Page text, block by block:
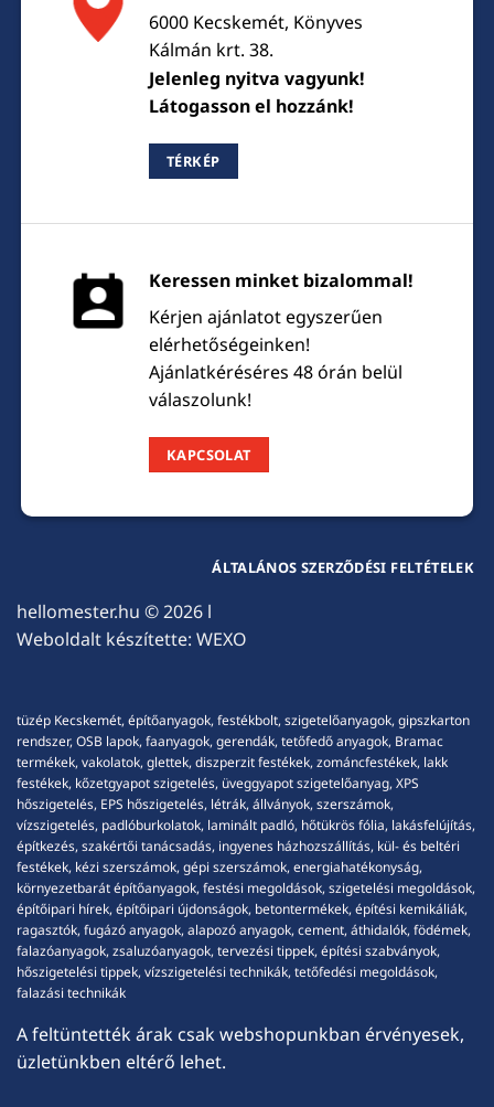
6000 Kecskemét, Könyves
Kálmán krt. 38.
Jelenleg nyitva vagyunk!
Látogasson el hozzánk!
TÉRKÉP
Keressen minket bizalommal!
Kérjen ajánlatot egyszerűen
elérhetőségeinken!
Ajánlatkéréséres 48 órán belül
válaszolunk!
KAPCSOLAT
hellomester.hu © 2026 l
Weboldalt készítette: WEXO
ÁLTALÁNOS SZERZŐDÉSI FELTÉTELEK
tüzép Kecskemét, építőanyagok, festékbolt, szigetelőanyagok, gipszkarton
rendszer, OSB lapok, faanyagok, gerendák, tetőfedő anyagok, Bramac
termékek, vakolatok, glettek, diszperzit festékek, zománcfestékek, lakk
festékek, kőzetgyapot szigetelés, üveggyapot szigetelőanyag, XPS
hőszigetelés, EPS hőszigetelés, létrák, állványok, szerszámok,
vízszigetelés, padlóburkolatok, laminált padló, hőtükrös fólia, lakásfelújítás,
építkezés, szakértői tanácsadás, ingyenes házhozszállítás, kül- és beltéri
festékek, kézi szerszámok, gépi szerszámok, energiahatékonyság,
környezetbarát építőanyagok, festési megoldások, szigetelési megoldások,
építőipari hírek, építőipari újdonságok, betontermékek, építési kemikáliák,
ragasztók, fugázó anyagok, alapozó anyagok, cement, áthidalók, födémek,
falazóanyagok, zsaluzóanyagok, tervezési tippek, építési szabványok,
hőszigetelési tippek, vízszigetelési technikák, tetőfedési megoldások,
falazási technikák
A feltüntették árak csak webshopunkban érvényesek,
üzletünkben eltérő lehet.